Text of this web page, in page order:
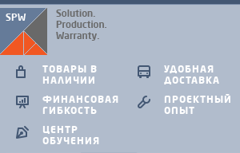
ТОВАРЫ В
НАЛИЧИИ
УДОБНАЯ
ДОСТАВКА
ФИНАНСОВАЯ
ГИБКОСТЬ
ПРОЕКТНЫЙ
ОПЫТ
ЦЕНТР
ОБУЧЕНИЯ